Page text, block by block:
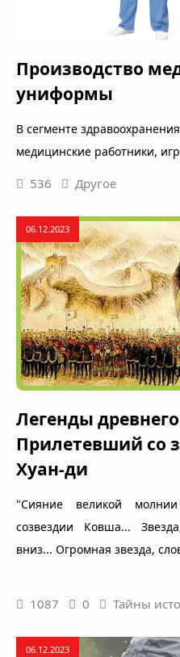
Производство
униформы
В сегменте
медицинские работники,
536 Другое
06.12.2023
Легенды
Прилетевший со
Хуан-ди
"Сияние великой
созвездии Ковша...
вниз... Огромная звезда,
1087 0 Тайны
06.12.2023